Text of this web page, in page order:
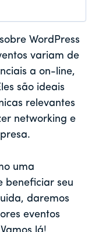
WordPress
variam de
a on-line,
são ideais
relevantes
networking e
uma
beneficiar seu
daremos
eventos